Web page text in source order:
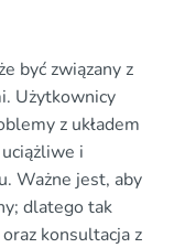
być związany z
Użytkownicy
z układem
i
Ważne jest, aby
dlatego tak
konsultacja z